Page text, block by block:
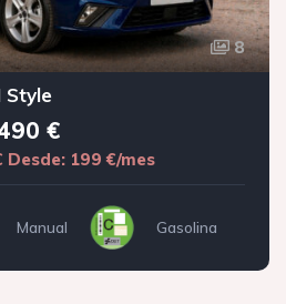
8
Style
€
Desde: 199 €/mes
Manual Gasolina